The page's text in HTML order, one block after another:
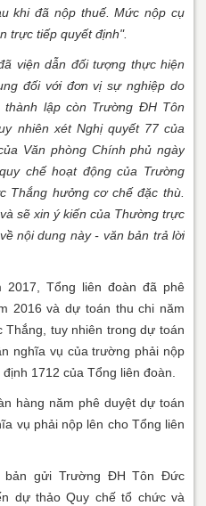
khi đã nộp thuế. Mức nộp cụ
trực tiếp quyết định".
viện dẫn đối tượng thực hiện
đối với đơn vị sự nghiệp do
lập còn Trường ĐH Tôn
nhiên xét Nghị quyết 77 của
Văn phòng Chính phủ ngày
chế hoạt động của Trường
Thắng hưởng cơ chế đặc thù.
sẽ xin ý kiến của Thường trực
nội dung này - văn bản trả lời
2017, Tổng liên đoàn đã phê
2016 và dự toán thu chi năm
tuy nhiên trong dự toán
nghĩa vụ của trường phải nộp
1712 của Tổng liên đoàn.
hàng năm phê duyệt dự toán
vụ phải nộp lên cho Tổng liên
bản gửi Trường ĐH Tôn Đức
dự thảo Quy chế tổ chức và